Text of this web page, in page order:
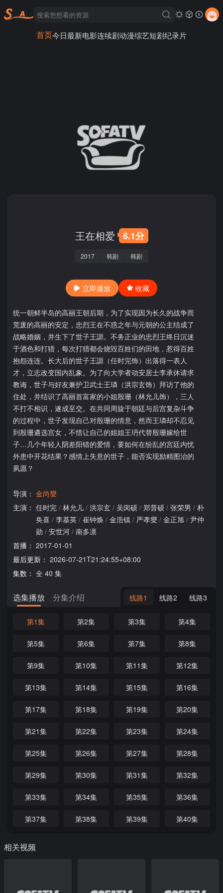
首页今日最新电影连续剧动漫综艺短剧纪录片
王在相爱 6.1分
2017 韩剧 韩剧
立即播放 收藏
统一朝鲜半岛的高丽王朝后期，为了实现因为长久的战争而
荒废的高丽的安定，忠烈王在不惑之年与元朝的公主结成了
战略婚姻，并生下了世子王謜。不务正业的忠烈王终日沉迷
于酒色和打猎，每次打猎都会烧毁百姓们的田地，惹得百姓
抱怨连连。长大后的世子王謜（任时完饰）出落得一表人
才，立志改变国内乱象。为了向大学者动安居士李承休请求
教诲，世子与好友兼护卫武士王璘（洪宗玄饰）拜访了他的
住处，并结识了高丽首富家的小姐殷珊（林允儿饰），三人
不打不相识，遂成至交。在共同周旋于朝廷与后宫复杂斗争
的过程中，世子发现自己对殷珊的情意，然而王璘却不忍见
到殷珊遴选宫女，不惜让自己的姐姐王玬代替殷珊嫁给世
子…几个年轻人阴差阳错的爱情，要如何在纷乱的宫廷内忧
外患中开花结果？感情上失意的世子，能否实现励精图治的
夙愿？
导演： 金尚燮
主演： 任时完 / 林允儿 / 洪宗玄 / 吴闵硕 / 郑普硕 / 张荣男 / 朴
奂喜 / 李基英 / 崔钟焕 / 金浩镇 / 严孝燮 / 金正旭 / 尹仲
勋 / 安世河 / 南多凛
首播： 2017-01-01
最后更新： 2026-07-21T21:24:55+08:00
集数： 全 40 集
选集播放 分集介绍 线路1 线路2 线路3
第1集 第2集 第3集 第4集
第5集 第6集 第7集 第8集
第9集 第10集 第11集 第12集
第13集 第14集 第15集 第16集
第17集 第18集 第19集 第20集
第21集 第22集 第23集 第24集
第25集 第26集 第27集 第28集
第29集 第30集 第31集 第32集
第33集 第34集 第35集 第36集
第37集 第38集 第39集 第40集
相关视频